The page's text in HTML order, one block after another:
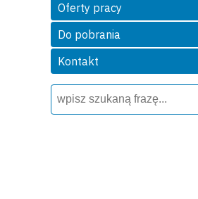
Oferty pracy
Do pobrania
Kontakt
Wyszukiwarka
Szukaj